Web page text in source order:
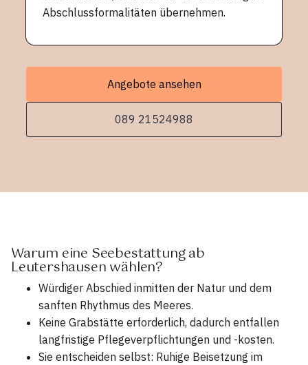
Abschlussformalitäten übernehmen.
Angebote ansehen
089 21524988
Warum eine Seebestattung ab
Leutershausen wählen?
Würdiger Abschied inmitten der Natur und dem
sanften Rhythmus des Meeres.
Keine Grabstätte erforderlich, dadurch entfallen
langfristige Pflegeverpflichtungen und -kosten.
Sie entscheiden selbst: Ruhige Beisetzung im